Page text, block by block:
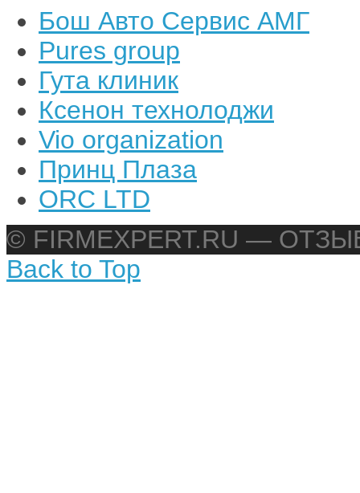
Бош Авто Сервис АМГ
Pures group
Гута клиник
Ксенон технолоджи
Vio organization
Принц Плаза
ORC LTD
© FIRMEXPERT.RU —
Back to Top